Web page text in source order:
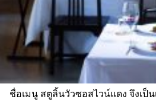
ชื่อเมนู สตูลิ้นวัวซอสไวน์แดง จึงเป็